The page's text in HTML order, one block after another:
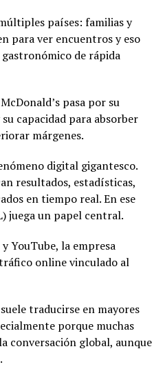
países: familias y
para ver encuentros y eso
de rápida
pasa por su
capacidad para absorber
márgenes.
digital gigantesco.
resultados, estadísticas,
en tiempo real. En ese
juega un papel central.
YouTube, la empresa
online vinculado al
traducirse en mayores
porque muchas
conversación global, aunque